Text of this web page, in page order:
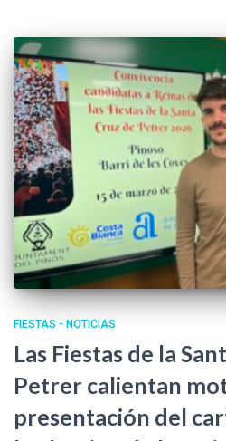
FIESTAS - NOTICIAS
Las Fiestas de la
Petrer calientan
presentación del